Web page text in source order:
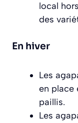
local
des
En hiver
Les
en place
paillis.
Les